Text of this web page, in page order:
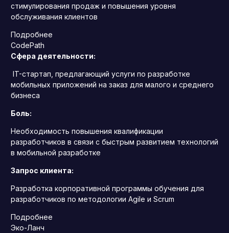
стимулирования продаж и повышения уровня
обслуживания клиентов
Подробнее
CodePath
Сфера деятельности:
IT-стартап, предлагающий услуги по разработке
мобильных приложений на заказ для малого и среднего
бизнеса
Боль:
Необходимость повышения квалификации
разработчиков в связи с быстрым развитием технологий
в мобильной разработке
Запрос клиента:
Разработка корпоративной программы обучения для
разработчиков по методологии Agile и Scrum
Подробнее
Эко-Ланч